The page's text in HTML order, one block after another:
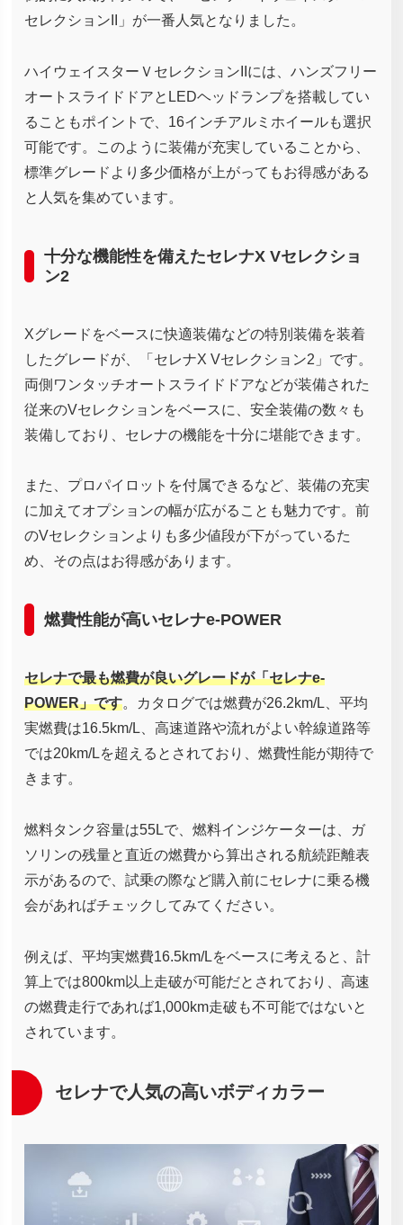
セレクションII」が一番人気となりました。
ハイウェイスターＶセレクションIIには、ハンズフリー
オートスライドドアとLEDヘッドランプを搭載してい
ることもポイントで、16インチアルミホイールも選択
可能です。このように装備が充実していることから、
標準グレードより多少価格が上がってもお得感がある
と人気を集めています。
十分な機能性を備えたセレナX Vセレクショ
ン2
Xグレードをベースに快適装備などの特別装備を装着
したグレードが、「セレナX Vセレクション2」です。
両側ワンタッチオートスライドドアなどが装備された
従来のVセレクションをベースに、安全装備の数々も
装備しており、セレナの機能を十分に堪能できます。
また、プロパイロットを付属できるなど、装備の充実
に加えてオプションの幅が広がることも魅力です。前
のVセレクションよりも多少値段が下がっているた
め、その点はお得感があります。
燃費性能が高いセレナe-POWER
セレナで最も燃費が良いグレードが「セレナe-
POWER」です。カタログでは燃費が26.2km/L、平均
実燃費は16.5km/L、高速道路や流れがよい幹線道路等
では20km/Lを超えるとされており、燃費性能が期待で
きます。
燃料タンク容量は55Lで、燃料インジケーターは、ガ
ソリンの残量と直近の燃費から算出される航続距離表
示があるので、試乗の際など購入前にセレナに乗る機
会があればチェックしてみてください。
例えば、平均実燃費16.5km/Lをベースに考えると、計
算上では800km以上走破が可能だとされており、高速
の燃費走行であれば1,000km走破も不可能ではないと
されています。
セレナで人気の高いボディカラー